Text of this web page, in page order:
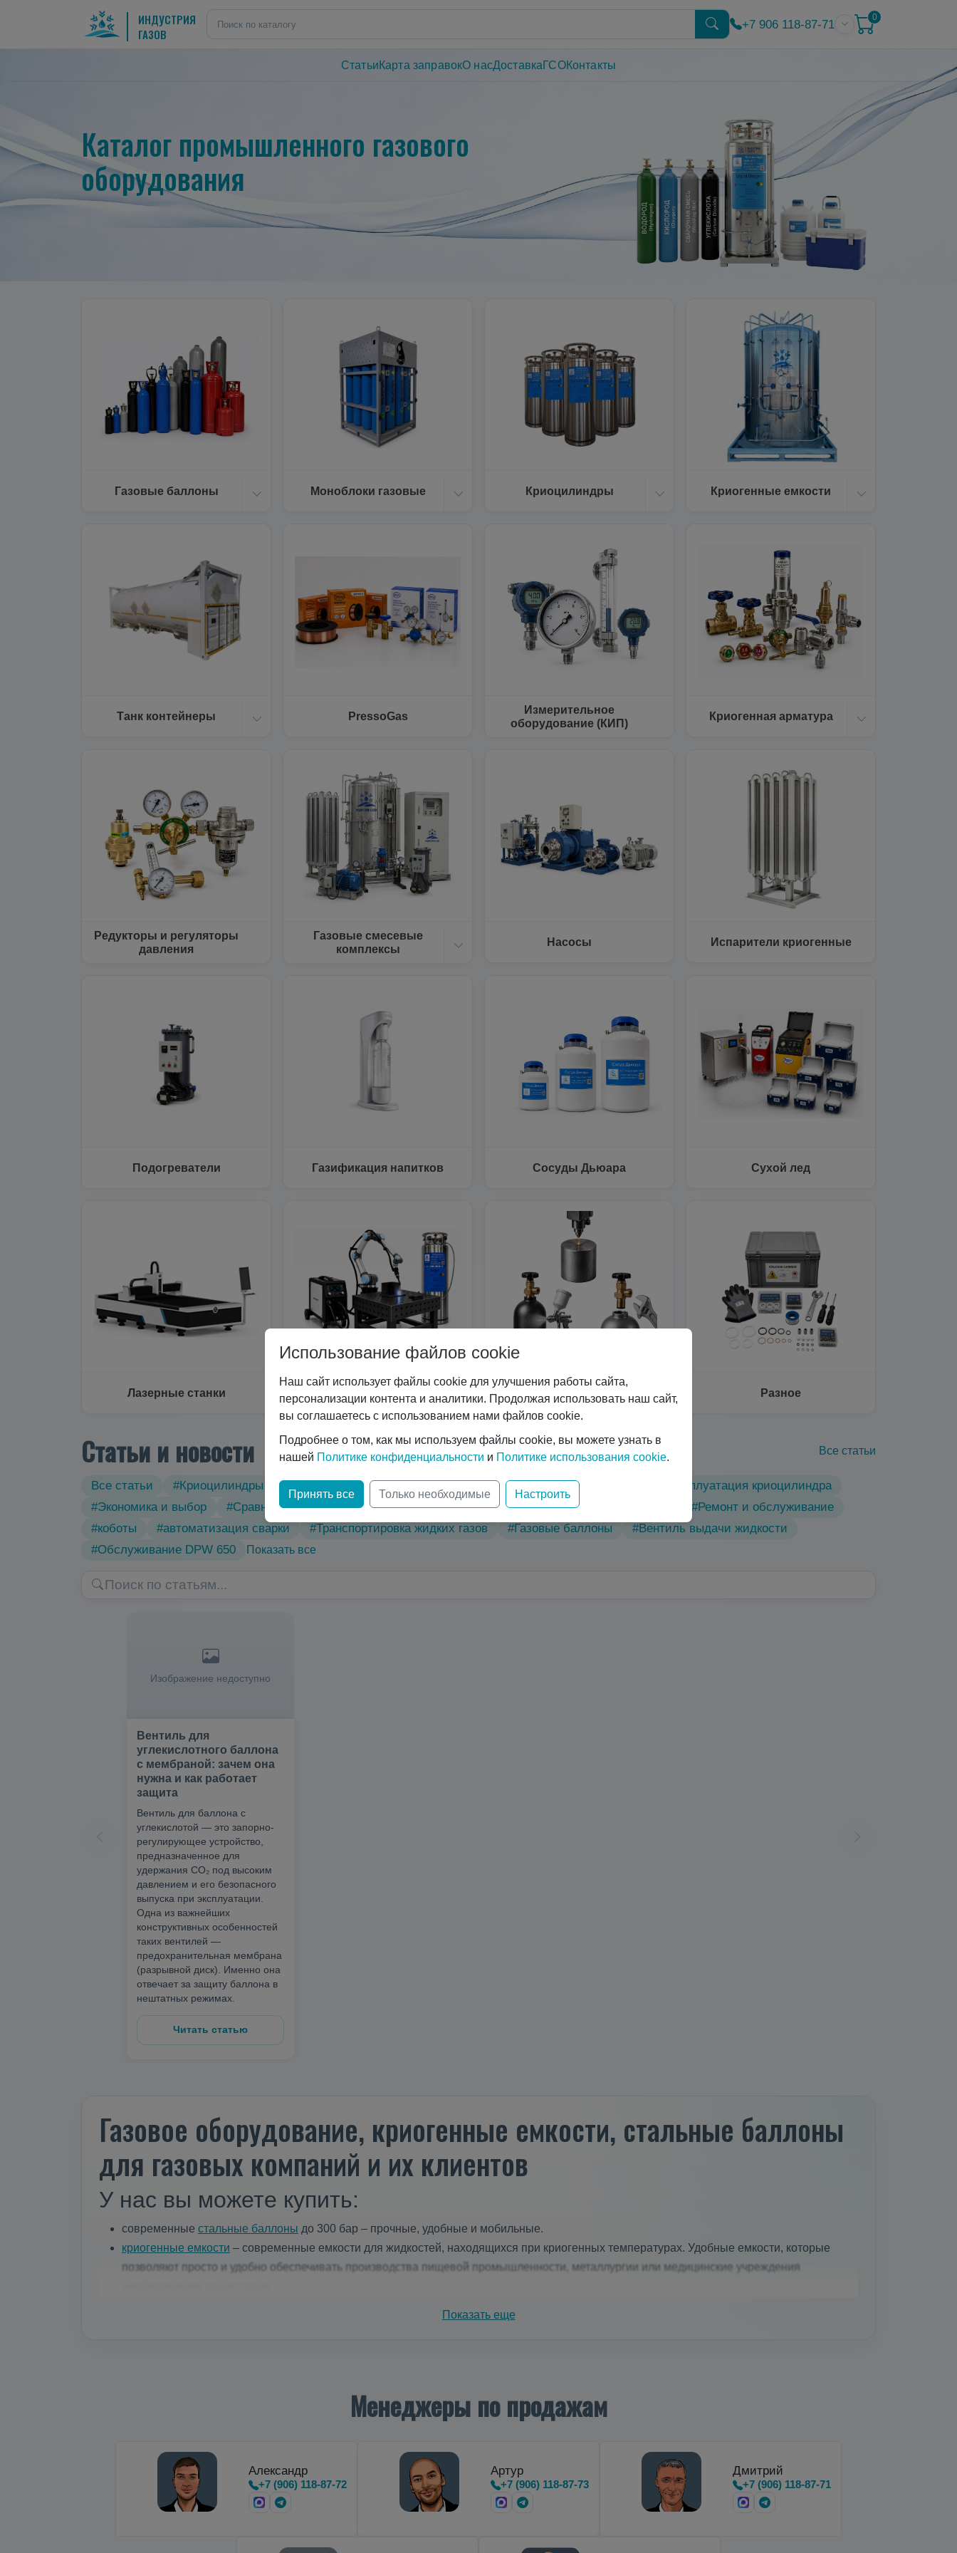
ИНДУСТРИЯ
ГАЗОВ
+7 906 118-87-71
0
Статьи Карта заправокО насДоставка ГСОКонтакты
Каталог промышленного газового
оборудования
Газовые баллоны Моноблоки газовые Криоцилиндры Криогенные емкости
Танк контейнеры PressoGas
Измерительное
оборудование (КИП)
Криогенная арматура
Редукторы и регуляторы
давления
Газовые смесевые
комплексы
Насосы Испарители криогенные
Подогреватели Газификация напитков Сосуды Дьюара Сухой лед
Лазерные станки Разное
Статьи и новости Все статьи
Все статьи #Криоцилиндры #Технические характеристики #Вертикальные криоцилиндры
#Эксплуатация криоцилиндра
#Экономика и выбор
#Сравнение технологий #Газовый лазер #Горизонтальные криоцилиндры
#Ремонт и обслуживание
#коботы
#автоматизация сварки #Транспортировка жидких газов #Газовые баллоны
#Вентиль выдачи жидкости
#Обслуживание DPW 650
Показать все
Изображение недоступно
Вентиль для
углекислотного баллона
с мембраной: зачем она
нужна и как работает
защита
Вентиль для баллона с
углекислотой — это запорно-
регулирующее устройство,
предназначенное для
удержания CO₂ под высоким
давлением и его безопасного
выпуска при эксплуатации.
Одна из важнейших
конструктивных особенностей
таких вентилей —
предохранительная мембрана
(разрывной диск). Именно она
отвечает за защиту баллона в
нештатных режимах.
Читать статью
Газовое оборудование, криогенные емкости, стальные баллоны
для газовых компаний и их клиентов
У нас вы можете купить:
современные стальные баллоны до 300 бар – прочные, удобные и мобильные.
криогенные емкости – современные емкости для жидкостей, находящихся при криогенных температурах. Удобные емкости, которые
позволяют просто и удобно обеспечивать производства пищевой промышленности, металлургии или медицинские учреждения
предназначенные для транспортировки, хранения и…
Показать еще
Менеджеры по продажам
Александр
+7 (906) 118-87-72
Артур
+7 (906) 118-87-73
Дмитрий
+7 (906) 118-87-71
Использование файлов cookie
Наш сайт использует файлы cookie для улучшения работы сайта,
персонализации контента и аналитики. Продолжая использовать наш сайт,
вы соглашаетесь с использованием нами файлов cookie.
Подробнее о том, как мы используем файлы cookie, вы можете узнать в
нашей Политике конфиденциальности и Политике использования cookie.
Принять все Только необходимые Настроить